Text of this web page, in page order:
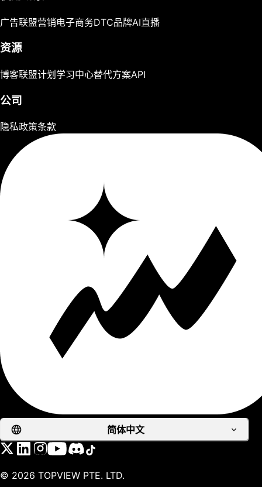
广告联盟营销电子商务DTC品牌AI直播
资源
博客联盟计划 学习中心替代方案API
公司
隐私政策条款
简体中文
© 2026 TOPVIEW PTE. LTD.